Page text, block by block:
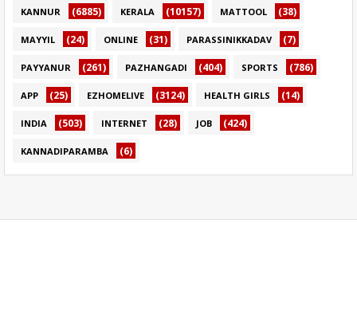
KANNUR (6885) KERALA (10157) MATTOOL (38)
MAYYIL (24) ONLINE (31) PARASSINIKKADAV (7)
PAYYANUR (261) PAZHANGADI (404) SPORTS (786)
APP (25) EZHOMELIVE (3124) HEALTH GIRLS (14)
INDIA (503) INTERNET (28) JOB (424)
KANNADIPARAMBA (6)